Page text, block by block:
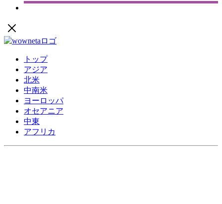
トップ
アジア
北米
中南米
ヨーロッパ
オセアニア
中東
アフリカ